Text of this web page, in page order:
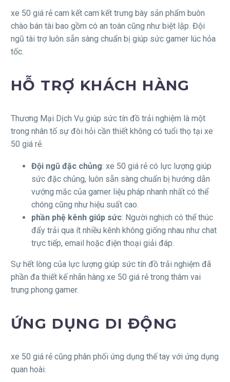
xe 50 giá rẻ cam kết cam kết trưng bày sản phẩm buôn
chào bán tài bao gồm có an toàn cũng như biệt lập. Đội
ngũ tài trợ luôn sẵn sàng chuẩn bị giúp sức gamer lúc hỏa
tốc.
HỖ TRỢ KHÁCH HÀNG
Thương Mại Dịch Vụ giúp sức tín đồ trải nghiệm là một
trong nhân tố sự đòi hỏi cần thiết không có tuổi thọ tại xe
50 giá rẻ.
Đội ngũ đặc chủng: xe 50 giá rẻ có lực lượng giúp
sức đặc chủng, luôn sẵn sàng chuẩn bị hướng dẫn
vướng mắc của gamer liệu pháp nhanh nhất có thể
chóng cũng như hiệu suất cao.
phần phệ kênh giúp sức: Người nghịch có thể thúc
đẩy trải qua ít nhiều kênh không giống nhau như chat
trực tiếp, email hoặc điện thoại giải đáp.
Sự hết lòng của lực lượng giúp sức tín đồ trải nghiệm đã
phần đa thiết kế nhãn hàng xe 50 giá rẻ trong thâm vai
trung phong gamer.
ỨNG DỤNG DI ĐỘNG
xe 50 giá rẻ cũng phân phối ứng dụng thế tay với ứng dụng
quan hoài.